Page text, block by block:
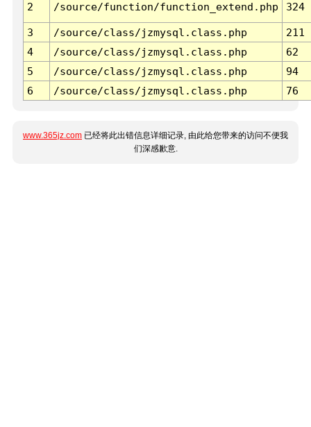
2 /source/function/function_extend.php 324
3 /source/class/jzmysql.class.php
211
4
/source/class/jzmysql.class.php
62
5
/source/class/jzmysql.class.php
94
6
/source/class/jzmysql.class.php 76
www.365jz.com 已经将此出错信息详细记录, 由此给您带来的访问不便我
们深感歉意.